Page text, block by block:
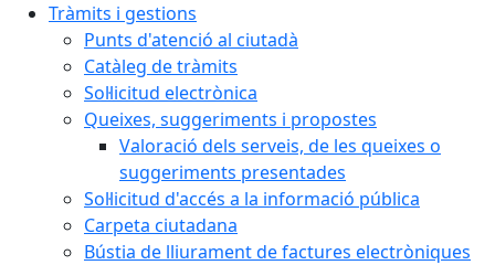
Tràmits i gestions
Punts d'atenció al ciutadà
Catàleg de tràmits
Sol·licitud electrònica
Queixes, suggeriments i propostes
Valoració dels serveis, de les queixes o
suggeriments presentades
Sol·licitud d'accés a la informació pública
Carpeta ciutadana
Bústia de lliurament de factures electròniques